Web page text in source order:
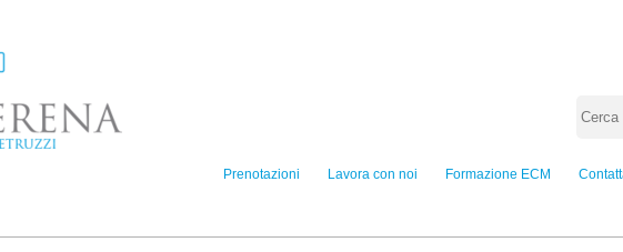
Prenotazioni Lavora con noi Formazione ECM